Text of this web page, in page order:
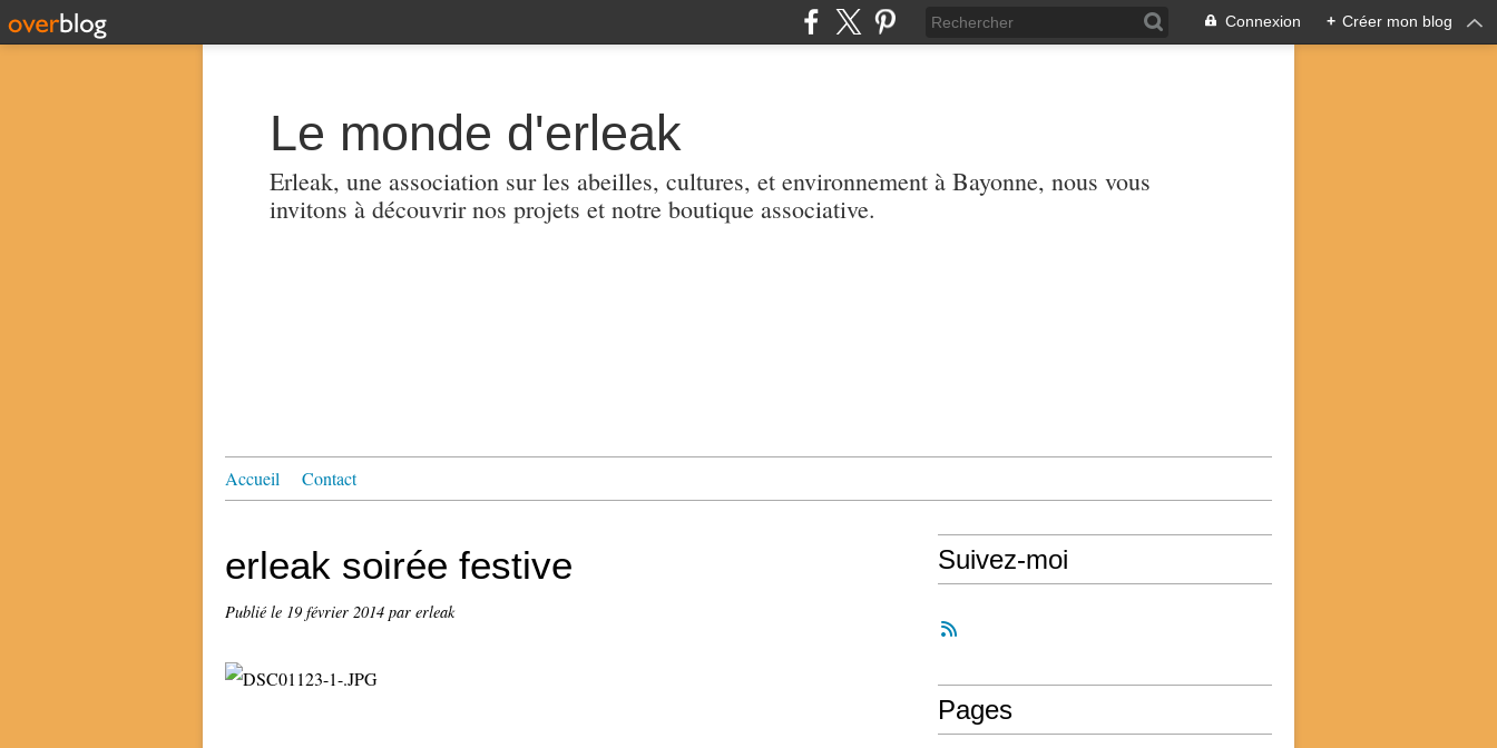
Connexion + Créer mon blog
Le monde d'erleak
Erleak, une association sur les abeilles, cultures, et environnement à Bayonne, nous vous
invitons à découvrir nos projets et notre boutique associative.
Accueil Contact
erleak soirée festive
Publié le 19 février 2014 par erleak
Suivez-moi
Pages